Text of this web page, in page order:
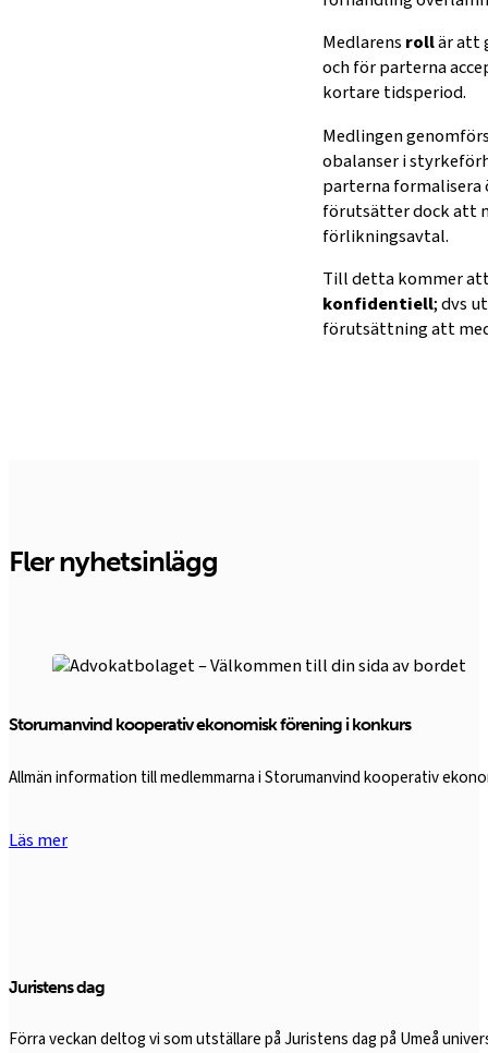
Medlarens rollär att
och för parterna
kortare tidsperiod.
Medlingen
obalanser i
parterna
förutsätter dock att
förlikningsavtal.
Till detta kommer
konfidentiell; dvs
förutsättning att
Fler nyhetsinlägg
Storumanvind kooperativ ekonomisk förening i konkurs
Allmän information till medlemmarna i Storumanvind kooperativ
Läs mer
Juristens dag
Förra veckan deltog vi som utställare på Juristens dag på Umeå